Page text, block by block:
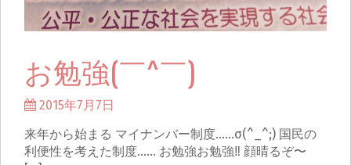
お勉強(￣^￣)ゞ
2015年7月7日
来年から始まる マイナンバー制度……σ(^_^;) 国民の
利便性を考えた制度…… お勉強お勉強‼︎ 顔晴るぞ〜